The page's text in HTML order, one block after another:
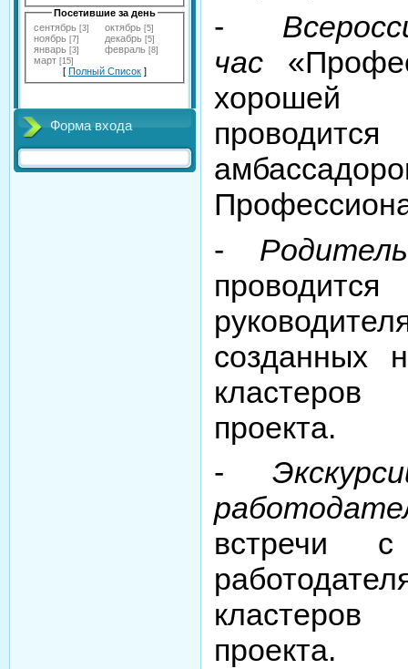
Посетившие за день
сентябрь [3] октябрь [5]
ноябрь [7] декабрь [5]
январь [3] февраль [8]
март [15]
[ Полный Список ]
Форма входа
-
час
хорошей
-
созданных
проекта.
-
встречи с
проекта.